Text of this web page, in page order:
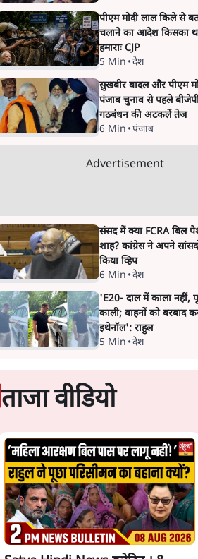
पीएम मोदी लाल किले से
चलाने का आदेश किसका
हमाराः CJP
5 Min •देश
सुखबीर बादल और पीएम
पंजाब चुनाव से पहले
गठबंधन की अटकलें तेज
6 Min •पंजाब
Advertisement
संसद में क्या FCRA बिल
शाह? कांग्रेस ने अपने
किया व्हिप
6 Min •देश
'E20- दाल में काला नहीं,
काली; वाहनों को बरबाद
इथेनॉल': राहुल
5 Min •देश
ताजा वीडियो